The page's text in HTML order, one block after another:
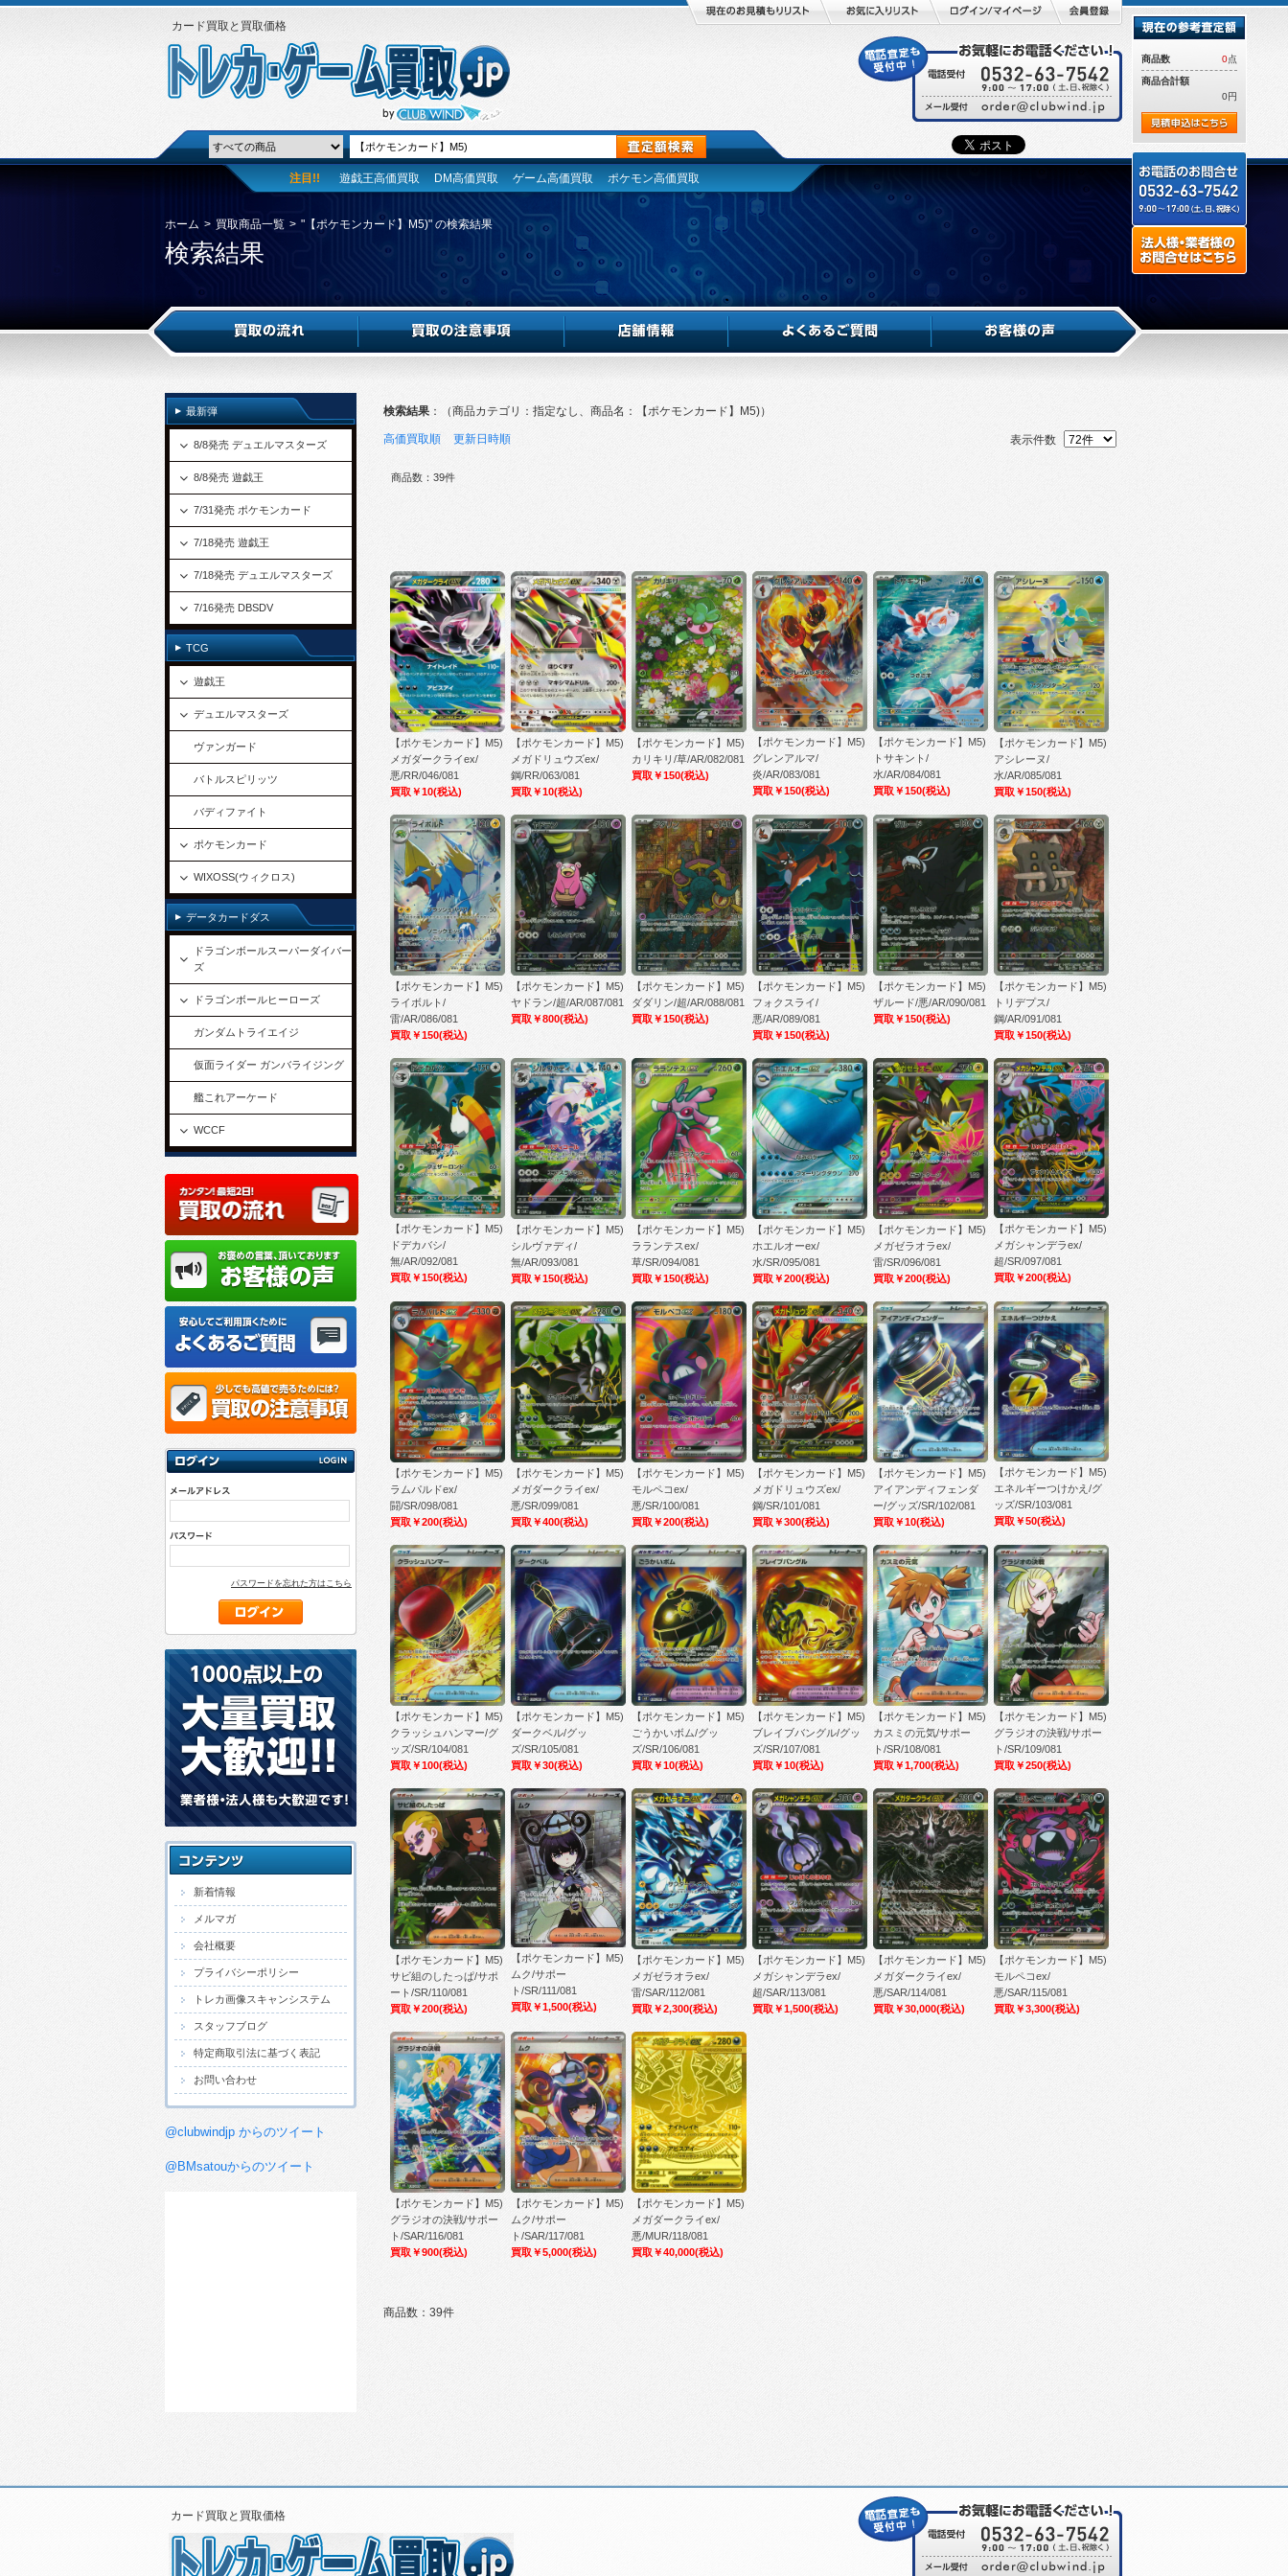
カード買取と買取価格
注目!! 遊戯王高価買取 DM高価買取 ゲーム高価買取 ポケモン高価買取
ホーム > 買取商品一覧 > "【ポケモンカード】M5)" の検索結果
検索結果
検索結果 ：（商品カテゴリ：指定なし、 商品名：【ポケモンカード】M5)）
高価買取順 更新日時順 表示件数
商品数：39件
【ポケモンカード】M5)
メガダークライex/
悪/RR/046/081
買取￥10(税込)
【ポケモンカード】M5)
メガドリュウズex/
鋼/RR/063/081
買取￥10(税込)
【ポケモンカード】M5)
カリキリ/草/AR/082/081
買取￥150(税込)
【ポケモンカード】M5)
グレンアルマ/
炎/AR/083/081
買取￥150(税込)
【ポケモンカード】M5)
トサキント/
水/AR/084/081
買取￥150(税込)
【ポケモンカード】M5)
アシレーヌ/
水/AR/085/081
買取￥150(税込)
【ポケモンカード】M5)
ライボルト/
雷/AR/086/081
買取￥150(税込)
【ポケモンカード】M5)
ヤドラン/超/AR/087/081
買取￥800(税込)
【ポケモンカード】M5)
ダダリン/超/AR/088/081
買取￥150(税込)
【ポケモンカード】M5)
フォクスライ/
悪/AR/089/081
買取￥150(税込)
【ポケモンカード】M5)
ザルード/悪/AR/090/081
買取￥150(税込)
【ポケモンカード】M5)
トリデプス/
鋼/AR/091/081
買取￥150(税込)
【ポケモンカード】M5)
ドデカバシ/
無/AR/092/081
買取￥150(税込)
【ポケモンカード】M5)
シルヴァディ/
無/AR/093/081
買取￥150(税込)
【ポケモンカード】M5)
ラランテスex/
草/SR/094/081
買取￥150(税込)
【ポケモンカード】M5)
ホエルオーex/
水/SR/095/081
買取￥200(税込)
【ポケモンカード】M5)
メガゼラオラex/
雷/SR/096/081
買取￥200(税込)
【ポケモンカード】M5)
メガシャンデラex/
超/SR/097/081
買取￥200(税込)
【ポケモンカード】M5)
ラムパルドex/
闘/SR/098/081
買取￥200(税込)
【ポケモンカード】M5)
メガダークライex/
悪/SR/099/081
買取￥400(税込)
【ポケモンカード】M5)
モルペコex/
悪/SR/100/081
買取￥200(税込)
【ポケモンカード】M5)
メガドリュウズex/
鋼/SR/101/081
買取￥300(税込)
【ポケモンカード】M5)
アイアンディフェンダ
ー/グッズ/SR/102/081
買取￥10(税込)
【ポケモンカード】M5)
エネルギーつけかえ/グ
ッズ/SR/103/081
買取￥50(税込)
【ポケモンカード】M5)
クラッシュハンマー/グ
ッズ/SR/104/081
買取￥100(税込)
【ポケモンカード】M5)
ダークベル/グッ
ズ/SR/105/081
買取￥30(税込)
【ポケモンカード】M5)
ごうかいボム/グッ
ズ/SR/106/081
買取￥10(税込)
【ポケモンカード】M5)
ブレイブバングル/グッ
ズ/SR/107/081
買取￥10(税込)
【ポケモンカード】M5)
カスミの元気/サポー
ト/SR/108/081
買取￥1,700(税込)
【ポケモンカード】M5)
グラジオの決戦/サポー
ト/SR/109/081
買取￥250(税込)
【ポケモンカード】M5)
サビ組のしたっぱ/サポ
ート/SR/110/081
買取￥200(税込)
【ポケモンカード】M5)
ムク/サポー
ト/SR/111/081
買取￥1,500(税込)
【ポケモンカード】M5)
メガゼラオラex/
雷/SAR/112/081
買取￥2,300(税込)
【ポケモンカード】M5)
メガシャンデラex/
超/SAR/113/081
買取￥1,500(税込)
【ポケモンカード】M5)
メガダークライex/
悪/SAR/114/081
買取￥30,000(税込)
【ポケモンカード】M5)
モルペコex/
悪/SAR/115/081
買取￥3,300(税込)
【ポケモンカード】M5)
グラジオの決戦/サポー
ト/SAR/116/081
買取￥900(税込)
【ポケモンカード】M5)
ムク/サポー
ト/SAR/117/081
買取￥5,000(税込)
【ポケモンカード】M5)
メガダークライex/
悪/MUR/118/081
買取￥40,000(税込)
商品数：39件
商品数 0点
商品合計額
0円
最新弾
8/8発売 デュエルマスターズ
8/8発売 遊戯王
7/31発売 ポケモンカード
7/18発売 遊戯王
7/18発売 デュエルマスターズ
7/16発売 DBSDV
TCG
遊戯王
デュエルマスターズ
ヴァンガード
バトルスピリッツ
バディファイト
ポケモンカード
WIXOSS(ウィクロス)
データカードダス
ドラゴンボールスーパーダイバー
ズ
ドラゴンボールヒーローズ
ガンダムトライエイジ
仮面ライダー ガンバライジング
艦これアーケード
WCCF
パスワードを忘れた方はこちら
新着情報
メルマガ
会社概要
プライバシーポリシー
トレカ画像スキャンシステム
スタッフブログ
特定商取引法に基づく表記
お問い合わせ
@clubwindjp からのツイート
@BMsatouからのツイート
カード買取と買取価格